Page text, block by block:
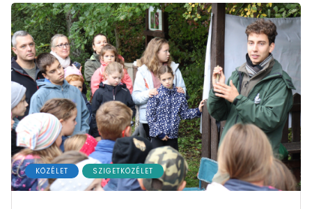
KÖZÉLET SZIGETKÖZÉLET